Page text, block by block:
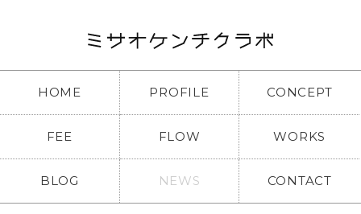
HOME PROFILE CONCEPT
FEE FLOW WORKS
BLOG NEWS CONTACT